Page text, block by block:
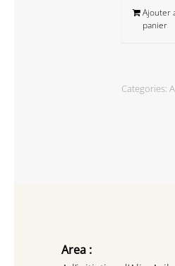
Ajouter
panier
Categories:
Area :